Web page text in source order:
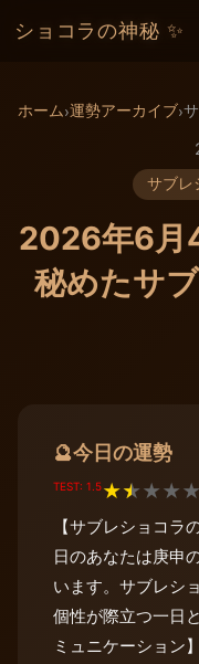
ショコラの神秘 ✨
ホーム›運勢アーカイブ›
サブレ
2026年6月
秘めたサ
🔮今日の運勢
TEST: 1.5★★★★★
【サブレショコラ
日のあなたは庚申
います。サブレシ
個性が際立つ一日
ミュニケーション